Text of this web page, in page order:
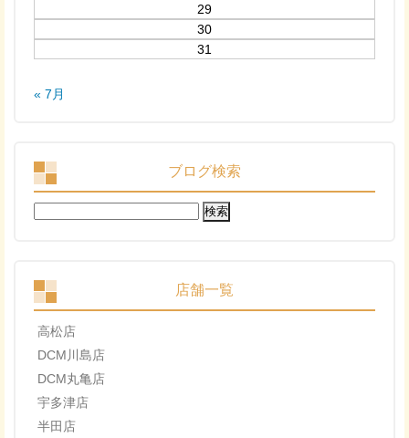
29
30
31
« 7月
ブログ検索
検
索:
店舗一覧
高松店
DCM川島店
DCM丸亀店
宇多津店
半田店